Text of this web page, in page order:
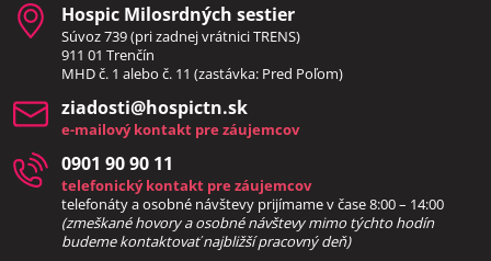
Hospic Milosrdných sestier
Súvoz 739 (pri zadnej vrátnici TRENS)
911 01 Trenčín
MHD č. 1 alebo č. 11 (zastávka: Pred Poľom)
ziadosti​@hospictn​.sk
e-mailový kontakt pre záujemcov
0901 90 90 11
telefonický kontakt pre záujemcov
telefonáty a osobné návštevy prijímame v čase 8:00 – 14:00
(zmeškané hovory a osobné návštevy mimo týchto hodín
budeme kontaktovať najbližší pracovný deň)